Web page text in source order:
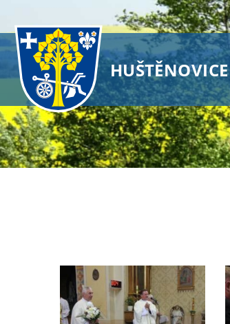
HUŠTĚNOVICE